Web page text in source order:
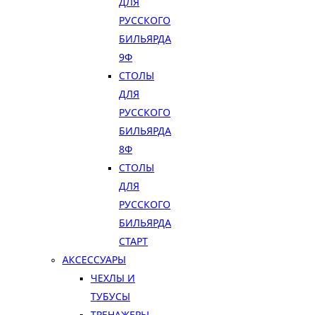
РУССКОГО
БИЛЬЯРДА
9Ф
СТОЛЫ
ДЛЯ
РУССКОГО
БИЛЬЯРДА
8Ф
СТОЛЫ
ДЛЯ
РУССКОГО
БИЛЬЯРДА
СТАРТ
АКСЕССУАРЫ
ЧЕХЛЫ И
ТУБУСЫ